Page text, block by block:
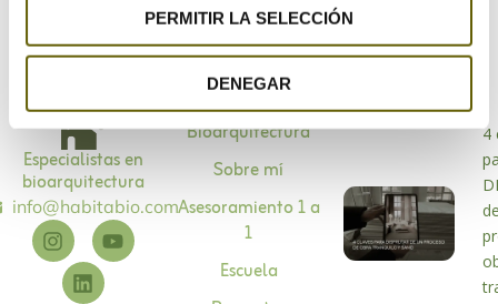
PERMITIR LA SELECCIÓN
DENEGAR
Especialistas en
bioarquitectura
info@habitabio.com
Bioarquitectura
Sobre mí
Asesoramiento 1 a
1
Escuela
4